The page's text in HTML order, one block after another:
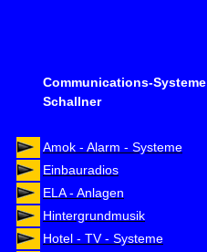
Communications-Systeme
Schallner
Amok - Alarm - Systeme
Einbauradios
ELA - Anlagen
Hintergrundmusik
Hotel - TV - Systeme